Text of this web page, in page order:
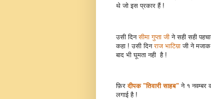
थे जो इस प्रकार हैं !
उसी दिनसीमा गुप्ता जी ने सही सही
कहा ! उसी दिनराज भाटिय़ा जी ने
बाद भी घूमता नही है !
फ़िरदीपक "तिवारी साहब" ने १ नवम्बर
लगाई है !